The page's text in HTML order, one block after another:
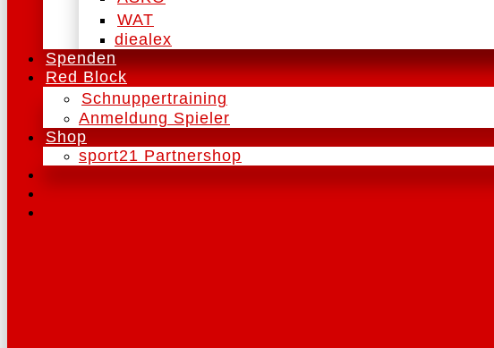
WAT
diealex
Spenden
Red Block
Schnuppertraining
Anmeldung Spieler
Shop
sport21 Partnershop